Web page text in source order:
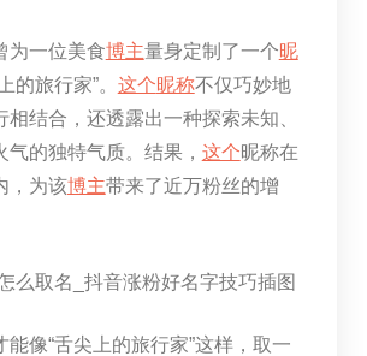
为一位美食博主量身定制了一个昵
旅行家”。 这个昵称不仅巧妙地
相结合，还透露出一种探索未知、
气的独特气质。结果， 这个昵称在
，为该博主带来了近万粉丝的增
能像“舌尖上的旅行家”这样，取一